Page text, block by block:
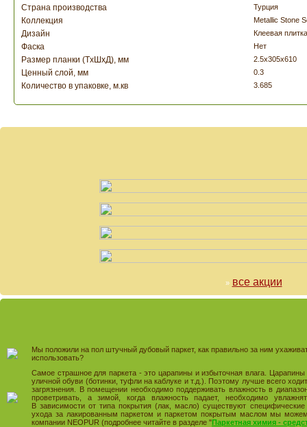
» все акции
Мы положили на пол штучный дубовый паркет, как правильно за ним
использовать?
Самое страшное для паркета - это царапины и избыточная влага. Царапины
уличной обуви (ботинки, туфли на каблуке и т.д.). Поэтому лучше всего
загрязнения. В помещении необходимо поддерживать влажность в
проветривать, а зимой, когда влажность падает, необходимо
В зависимости от типа покрытия (лак, масло) существуют
ухода за лакированным паркетом и паркетом покрытым маслом мы
компании NEOPUR (подробнее читайте в разделе "Паркетная химия -
Страна производства Турция
Коллекция Metallic Stone
Дизайн Клеевая плитка
Фаска Нет
Размер планки (ТxШxД), мм 2.5х305x610
Ценный слой, мм 0.3
Количество в упаковке, м.кв 3.685